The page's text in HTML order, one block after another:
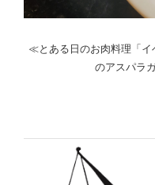
≪とある日のお肉料理「イ
のアスパラ